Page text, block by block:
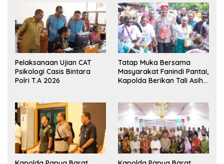
Persahabatan
Pangan Papua Barat
Pelaksanaan Ujian CAT
Psikologi Casis Bintara
Polri T.A 2026
Tatap Muka Bersama
Masyarakat Fanindi Pantai,
Kapolda Berikan Tali Asih